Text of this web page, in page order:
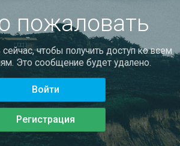
пожаловать
сейчас, чтобы получить доступ ко всем
Это сообщение будет удалено.
Войти
Регистрация